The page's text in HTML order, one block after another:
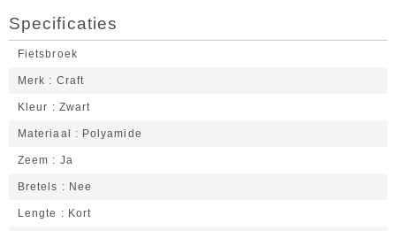
Specificaties
Fietsbroek
Merk Craft
Kleur Zwart
Materiaal Polyamide
Zeem Ja
Bretels Nee
Lengte Kort